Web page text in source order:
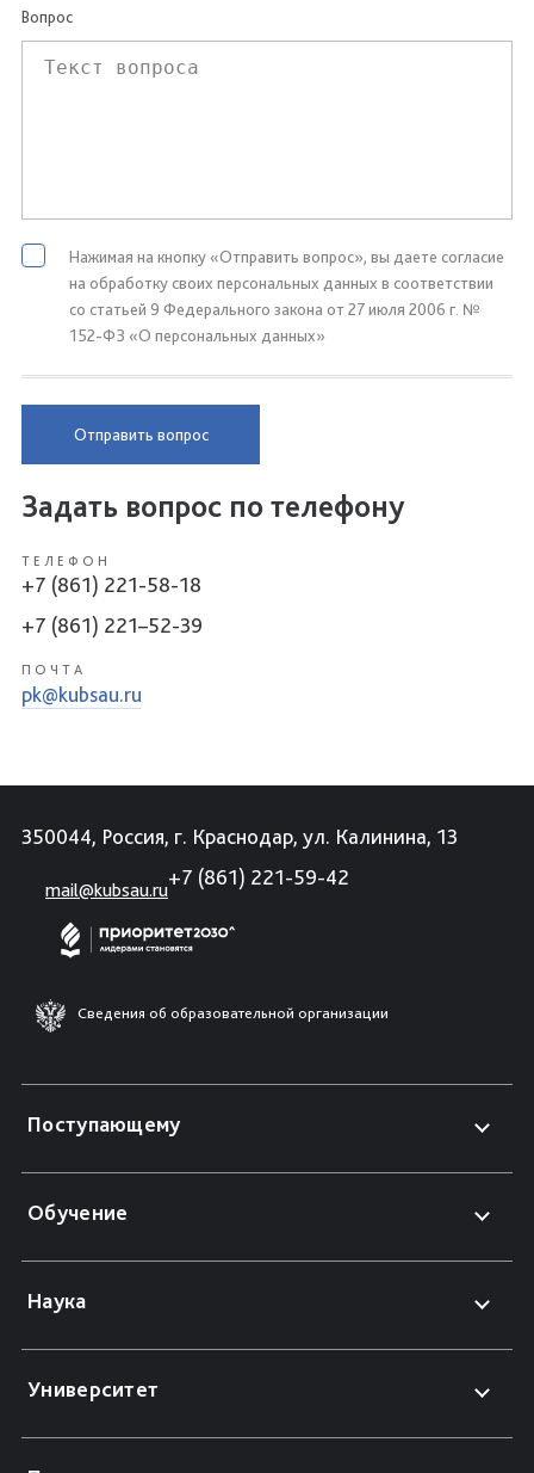
Вопрос
Нажимая на кнопку «Отправить вопрос», вы даете согласие
на обработку своих персональных данных в соответствии
со статьей 9 Федерального закона от 27 июля 2006 г. №
152-ФЗ «О персональных данных»
Отправить вопрос
Задать вопрос по телефону
ТЕЛЕФОН
+7 (861) 221-58-18
+7 (861) 221–52-39
ПОЧТА
pk@kubsau.ru
350044, Россия, г. Краснодар, ул. Калинина, 13
mail@kubsau.ru
+7 (861) 221-59-42
Сведения об образовательной организации
Поступающему
Обучение
Наука
Университет